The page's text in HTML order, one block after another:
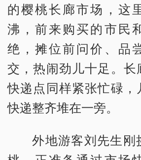
的樱桃长廊市场，这
沸，前来购买的市民
绝，摊位前问价、品
交，热闹劲儿十足。长
快递点同样紧张忙碌，
快递整齐堆在一旁。
外地游客刘先生刚